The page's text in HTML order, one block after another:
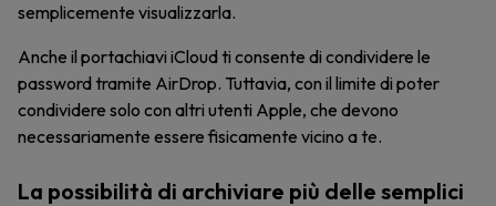
semplicemente visualizzarla.
Anche il portachiavi iCloud ti consente di condividere le
password tramite AirDrop. Tuttavia, con il limite di poter
condividere solo con altri utenti Apple, che devono
necessariamente essere fisicamente vicino a te.
La possibilità di archiviare più delle semplici